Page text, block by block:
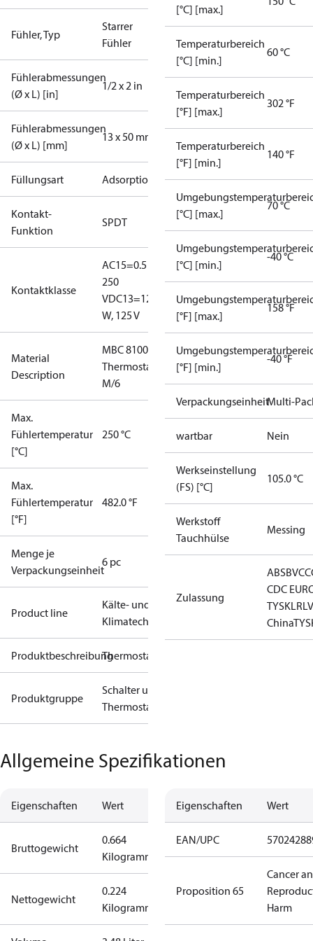
Fühler, Typ
Starrer
Fühler
Fühlerabmessungen
(Ø x L) [in]
1/2 x 2 in
Fühlerabmessungen
(Ø x L) [mm]
13 x 50 mm
Füllungsart Adsorption
Kontakt-
Funktion
SPDT
Kontaktklasse
AC15=0.5 A,
250
VDC13=12
W, 125 V
Material
Description
MBC 8100
Thermostat
M/6
Max.
Fühlertemperatur
[°C]
250 °C
Max.
Fühlertemperatur
[°F]
482.0 °F
Menge je
Verpackungseinheit
6 pc
Product line
Kälte- und
Klimatechnik
ProduktbeschreibungThermostat
Produktgruppe
Schalter und
Thermostate
[°C] [max.]
Temperaturbereich
[°C] [min.]
60 °C
Temperaturbereich
[°F] [max.]
302 °F
Temperaturbereich
[°F] [min.]
140 °F
[°C] [max.]
70 °C
[°C] [min.]
-40 °C
[°F] [max.]
158 °F
[°F] [min.]
-40 °F
VerpackungseinheitMulti-
wartbar Nein
Werkseinstellung
(FS) [°C]
105.0 °C
Werkstoff
Tauchhülse
Messing
Zulassung
ABSBV
CDC
TYSKLR
China
Allgemeine Spezifikationen
Eigenschaften Wert
Bruttogewicht
0.664
Kilogramm
Nettogewicht
0.224
Kilogramm
Eigenschaften Wert
EAN/UPC
Proposition 65
Cancer
Harm